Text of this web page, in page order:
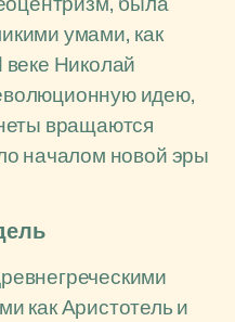
умами, как
Николай
идею,
вращаются
началом новой эры
как Аристотель и